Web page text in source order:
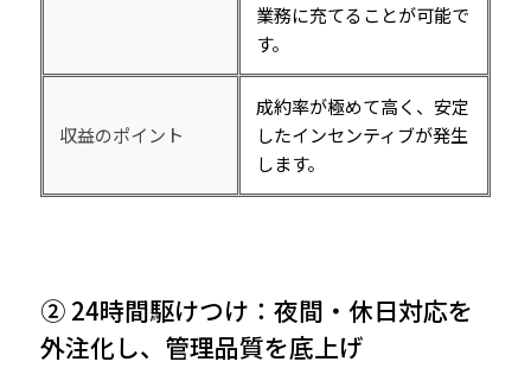
業務に充てることが可能で
す。
収益のポイント
成約率が極めて高く、安定
したインセンティブが発生
します。
② 24時間駆けつけ：夜間・休日対応を
外注化し、管理品質を底上げ